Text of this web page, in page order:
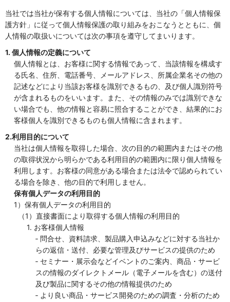
当社では当社が保有する個人情報については、当社の「個人情報保
護方針」に従って個人情報保護の取り組みをおこなうとともに、個
人情報の取扱いについては次の事項を遵守してまいります。
1. 個人情報の定義について
個人情報とは、お客様に関する情報であって、当該情報を構成す
る氏名、住所、電話番号、メールアドレス、所属企業名その他の
記述などにより当該お客様を識別できるもの、及び個人識別符号
が含まれるものをいいます。また、その情報のみでは識別できな
い場合でも、他の情報と容易に照合することができ、結果的にお
客様個人を識別できるものも個人情報に含まれます。
2.利用目的について
当社は個人情報を取得した場合、次の目的の範囲内またはその他
の取得状況から明らかである利用目的の範囲内に限り個人情報を
利用します。お客様の同意がある場合または法令で認められてい
る場合を除き、他の目的で利用しません。
保有個人データの利用目的
1）保有個人データの利用目的
（1）直接書面により取得する個人情報の利用目的
1. お客様個人情報
‐ 問合せ、資料請求、製品購入申込みなどに対する当社か
らの返信・送付、必要な管理及びサービスの提供のため
‐ セミナー・展示会などイベントのご案内、商品・サービ
スの情報のダイレクトメール（電子メールを含む）の送付
及び製品に関するその他の情報提供のため
‐ より良い商品・サービス開発のための調査・分析のため